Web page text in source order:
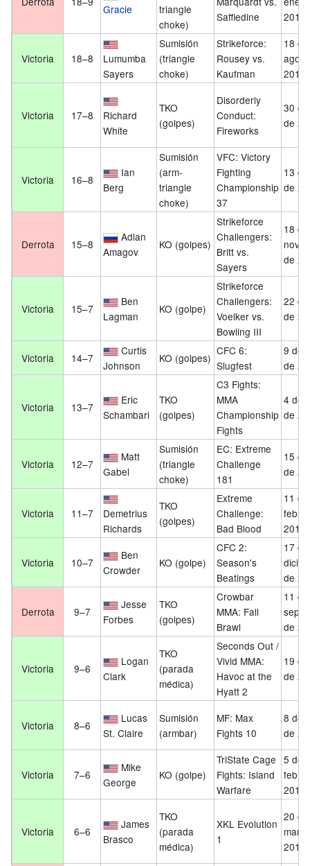
Gracie
triangle
choke)
Saffiedine
2013
Victoria 18–8
Lumumba
Sayers
Sumisión
(triangle
choke)
Strikeforce:
Rousey vs.
Kaufman
18 de
2012
Victoria 17–8
Richard
White
TKO
(golpes)
Disorderly
Conduct:
Fireworks
30
de
Victoria 16–8
Ian
Berg
Sumisión
(arm-
triangle
choke)
VFC: Victory
Fighting
Championship
37
13
de
Derrota 15–8
Adlan
Amagov
KO (golpes)
Strikeforce
Challengers:
Britt vs.
Sayers
18 de
de
Victoria 15–7
Ben
Lagman
KO (golpe)
Strikeforce
Challengers:
Voelker vs.
Bowling III
22
de
Victoria 14–7
Curtis
Johnson
KO (golpes)
CFC 6:
Slugfest
9 de
de
Victoria 13–7
Eric
Schambari
TKO
(golpes)
C3 Fights:
MMA
Championship
Fights
4 de
de
Victoria 12–7
Matt
Gabel
Sumisión
(triangle
choke)
EC: Extreme
Challenge
181
15
de
Victoria 11–7
Demetrius
Richards
TKO
(golpes)
Extreme
Challenge:
Bad Blood
11 de
2011
Victoria 10–7
Ben
Crowder
KO (golpe)
CFC 2:
Season's
Beatings
17 de
de
Derrota 9–7
Jesse
Forbes
TKO
(golpes)
Crowbar
MMA: Fall
Brawl
11 de
de
Victoria 9–6
Logan
Clark
TKO
(parada
médica)
Seconds Out /
Vivid MMA:
Havoc at the
Hyatt 2
19
de
Victoria 8–6
Lucas
St. Claire
Sumisión
(armbar)
MF: Max
Fights 10
8 de
de
Victoria 7–6
Mike
George
KO (golpe)
TriState Cage
Fights: Island
Warfare
5 de
2010
Victoria 6–6
James
Brasco
TKO
(parada
médica)
XKL Evolution
1
20 de
2010